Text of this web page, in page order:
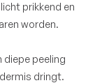
prikkend en
worden.
diepe peeling
dringt.